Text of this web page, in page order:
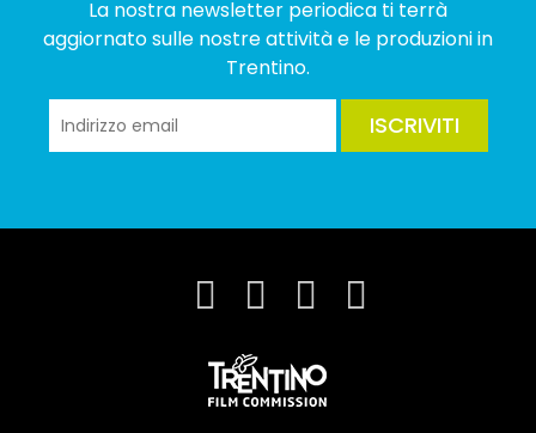
La nostra newsletter periodica ti terrà
aggiornato sulle nostre attività e le produzioni in
Trentino.
ISCRIVITI